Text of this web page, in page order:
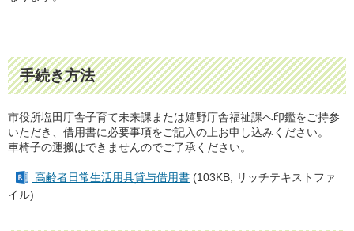
手続き方法
市役所塩田庁舎子育て未来課または嬉野庁舎福祉課へ印鑑をご持参
いただき、借用書に必要事項をご記入の上お申し込みください。
車椅子の運搬はできませんのでご了承ください。
高齢者日常生活用具貸与借用書 (103KB; リッチテキストファ
イル)